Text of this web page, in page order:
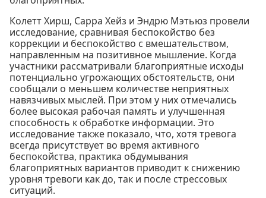
Колетт Хирш, Сарра Хейз и Эндрю Мэтьюз провели
исследование, сравнивая беспокойство без
коррекции и беспокойство с вмешательством,
направленным на позитивное мышление. Когда
участники рассматривали благоприятные исходы
потенциально угрожающих обстоятельств, они
сообщали о меньшем количестве неприятных
навязчивых мыслей. При этом у них отмечались
более высокая рабочая память и улучшенная
способность к обработке информации. Это
исследование также показало, что, хотя тревога
всегда присутствует во время активного
беспокойства, практика обдумывания
благоприятных вариантов приводит к снижению
уровня тревоги как до, так и после стрессовых
ситуаций.